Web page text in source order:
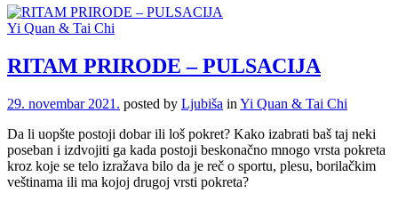
Yi Quan & Tai Chi
RITAM PRIRODE – PULSACIJA
29. novembar 2021. posted by Ljubiša in Yi Quan & Tai Chi
Da li uopšte postoji dobar ili loš pokret? Kako izabrati baš taj neki
poseban i izdvojiti ga kada postoji beskonačno mnogo vrsta pokreta
kroz koje se telo izražava bilo da je reč o sportu, plesu, borilačkim
veštinama ili ma kojoj drugoj vrsti pokreta?